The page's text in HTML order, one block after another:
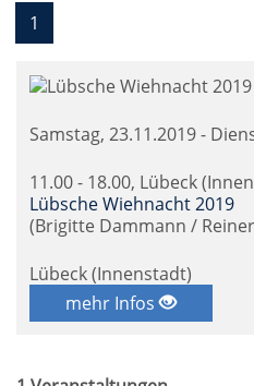
1
Samstag, 23.11.2019 -
11.00 - 18.00, Lübeck
Lübsche Wiehnacht 2019
(Brigitte Dammann /
Lübeck (Innenstadt)
mehr Infos